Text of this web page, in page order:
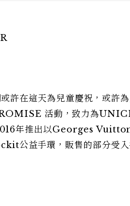
許在這天為兒童慶祝，或許
活動，致力為
年推出以Georges
公益手環，販售的部分受